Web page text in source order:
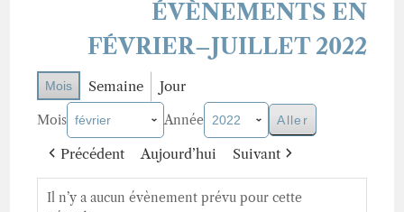
ÉVÈNEMENTS EN
FÉVRIER–JUILLET 2022
Mois Semaine Jour
Mois Année
Précédent Aujourd’hui Suivant
Il n’y a aucun évènement prévu pour cette